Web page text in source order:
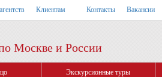
Клиентам Контакты Вакансии
Москве и России
Экскурсионные туры